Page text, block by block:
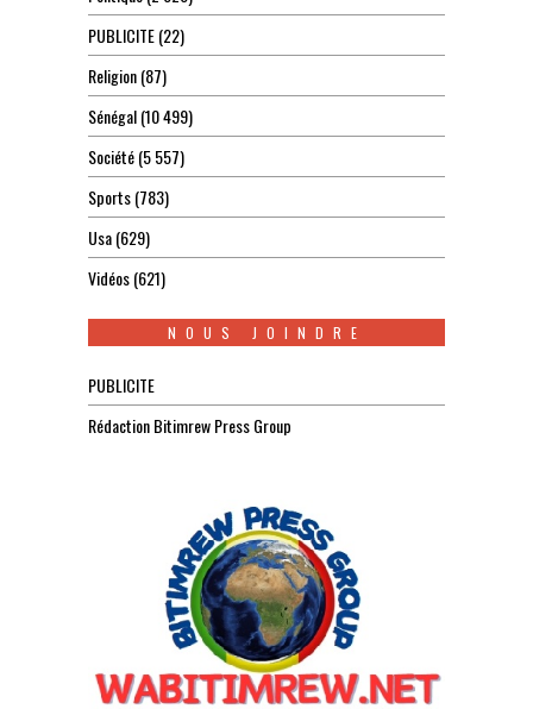
PUBLICITE(22)
Religion(87)
Sénégal(10 499)
Société(5 557)
Sports(783)
Usa(629)
Vidéos(621)
NOUS JOINDRE
PUBLICITE
Rédaction Bitimrew Press Group